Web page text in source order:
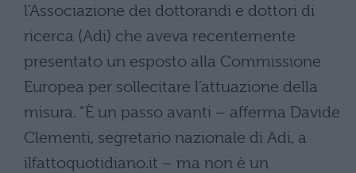
l’Associazione dei dottorandi e dottori di
ricerca (Adi) che aveva recentemente
presentato un esposto alla Commissione
Europea per sollecitare l’attuazione della
misura. “È un passo avanti – afferma Davide
Clementi, segretario nazionale di Adi, a
ilfattoquotidiano.it – ma non è un